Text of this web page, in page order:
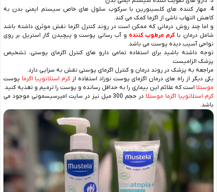
4. مهار کننده های کلسینورین با سرکوب سلول های خاص سیستم ایمنی بدن به
کاهش التهاب ناشی از اگزما کمک می کند.
و اما چند روش درمانی که ممکن است در روند کنترل اگزما نقش موثری داشته باشد
شامل درمان باکرم مرطوب کننده و آب رسانی پوست و پیچیدن گاز استریل بر روی
نواحی آسیب دیده پوست می باشد.
توجه داشته باشید برای استفاده تمامی دارو های کنترل اگزمای پوستی، تشخیص
پزشک الزامیست.
مراجعه به پزشک در روند درمان و کنترل اگزمای پوستی نقش به سزایی دارد.
یکی دیگر از راه های درمان اگزمای پوست نوزاد استفاده ازکرم استلاتوپيا اگزما پوست
موستلا است که علائم این بیماری را به حداقل رسانده و پوست را ترمیم و تغذیه کنید.
کرم استلاتوپیا اگزما موستلا
در حجم 300 میل نیز در سایت امیرسیسمونی موجود می
باشد.